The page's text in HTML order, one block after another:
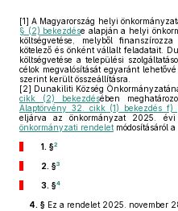
[1] A Magyarország helyi
§ (2) bekezdése alapján a helyi
költségvetése, melyből
kötelező és önként vállalt feladatait.
költségvetése a települési
célok megvalósítását egyaránt
szerint került összeállításra.
[2] Dunakiliti Község
cikk (2) bekezdésében
Alaptörvény 32. cikk (1) bekezdés f)
eljárva az önkormányzat 2025. évi
önkormányzati rendelet módosításáról
1. §2
2. §3
3. §4
4. § Ez a rendelet 2025. november